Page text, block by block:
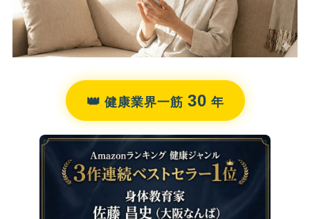
👑 健康業界一筋 30 年